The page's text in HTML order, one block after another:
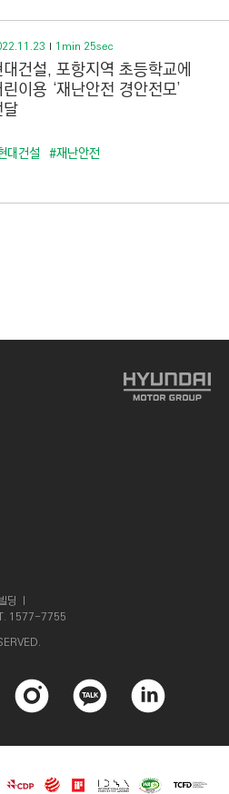
1min 25sec
건설, 포항지역 초등학교에
이용 ‘재난안전 경안전모’
대건설 #재난안전
딩 ㅣ
1577-7755
스
타
카
오
크
드